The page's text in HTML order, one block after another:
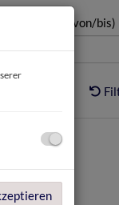
Wohnfläche (von/bis)